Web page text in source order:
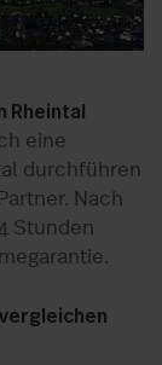
Rheintal
eine
durchführen
Nach
Stunden